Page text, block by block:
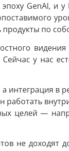
GenAI, и
по
у нас
интеграция в
целей —
не доходят